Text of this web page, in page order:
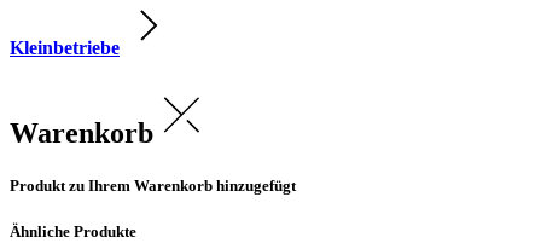
Kleinbetriebe
Warenkorb
Produkt zu Ihrem Warenkorb hinzugefügt
Ähnliche Produkte